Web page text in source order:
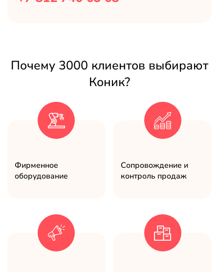
Почему 3000 клиентов выбирают
Коник?
Фирменное
оборудование
Сопровождение и
контроль продаж